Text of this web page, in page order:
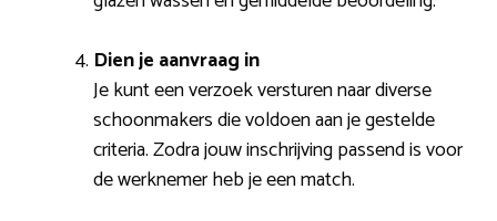
Dien je aanvraag in
Je kunt een verzoek versturen naar diverse
schoonmakers die voldoen aan je gestelde
criteria. Zodra jouw inschrijving passend is voor
de werknemer heb je een match.